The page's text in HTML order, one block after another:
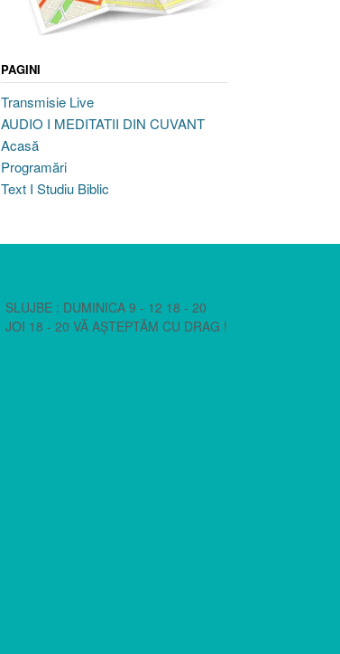
PAGINI
Transmisie Live
AUDIO I MEDITATII DIN CUVANT
Acasă
Programări
Text I Studiu Biblic
SLUJBE : DUMINICA 9 - 12 18 - 20
JOI 18 - 20 VĂ AȘTEPTĂM CU DRAG !